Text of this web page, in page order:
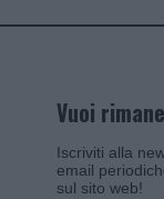
Vuoi
Iscriviti alla
email
sul sito web!